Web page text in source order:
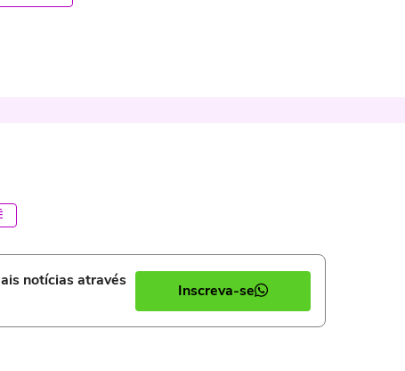
notícias através
Inscreva-se